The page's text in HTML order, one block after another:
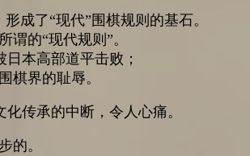
成了“现代”围棋规则的基石。
谓的“现代规则”。
本高部道平击败；
棋界的耻辱。
传承的中断，令人心痛。
的。